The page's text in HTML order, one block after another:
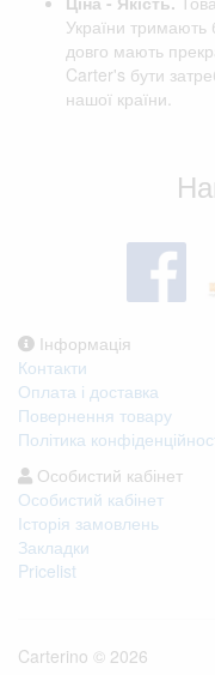
України тримають
довго мають
Carter's бути
нашої країни.
Інформація
Контакти
Оплата і доставка
Повернення товару
Політика
Особистий кабінет
Особистий кабінет
Історія замовлень
Закладки
Pricelist
Carterino © 2026